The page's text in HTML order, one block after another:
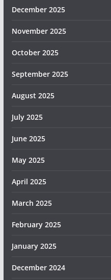
December 2025
November 2025
October 2025
September 2025
August 2025
July 2025
June 2025
May 2025
April 2025
March 2025
February 2025
January 2025
December 2024